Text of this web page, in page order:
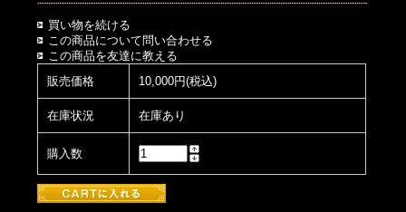
買い物を続ける
この商品について問い合わせる
この商品を友達に教える
販売価格
10,000円(税込)
在庫状況 在庫あり
購入数